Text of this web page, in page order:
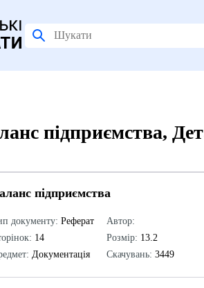
підприємства,
підприємства
документу: Реферат
14
Документація
Автор:
Розмір: 13.2
Скачувань: 3449